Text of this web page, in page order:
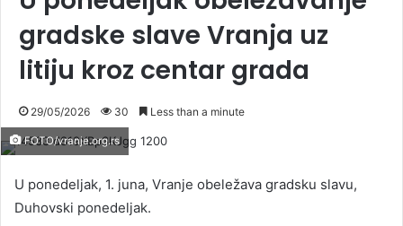
gradske slave Vranja uz
litiju kroz centar grada
29/05/2026 30 Less than a minute
FOTO/vranje.org.rs
U ponedeljak, 1. juna, Vranje obeležava gradsku slavu,
Duhovski ponedeljak.